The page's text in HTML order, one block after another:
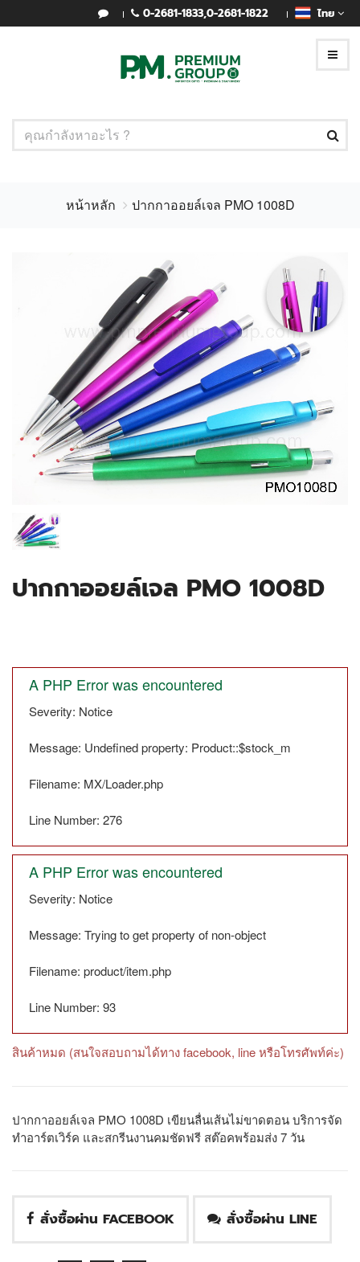
0-2681-1833,0-2681-1822 ไทย
หน้าหลัก ปากกาออยล์เจล PMO 1008D
ปากกาออยล์เจล PMO 1008D
A PHP Error was encountered
Severity: Notice
Message: Undefined property: Product::$stock_m
Filename: MX/Loader.php
Line Number: 276
A PHP Error was encountered
Severity: Notice
Message: Trying to get property of non-object
Filename: product/item.php
Line Number: 93
สินค้าหมด (สนใจสอบถามได้ทาง facebook, line หรือโทรศัพท์ค่ะ)
ปากกาออยล์เจล PMO 1008D เขียนลื่นเส้นไม่ขาดตอน บริการจัด
ทำอาร์ตเวิร์ค และสกรีนงานคมชัดฟรี สต๊อคพร้อมส่ง 7 วัน
สั่งซื้อผ่าน FACEBOOK สั่งซื้อผ่าน LINE